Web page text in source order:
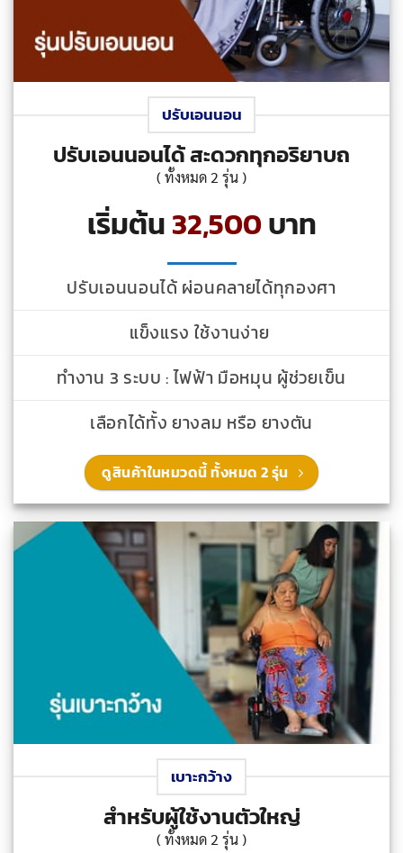
ปรับเอนนอน
ปรับเอนนอนได้ สะดวกทุกอริยาบถ
( ทั้งหมด 2 รุ่น )
เริ่มต้น32,500บาท
ปรับเอนนอนได้ ผ่อนคลายได้ทุกองศา
แข็งแรง ใช้งานง่าย
ทำงาน 3 ระบบ : ไฟฟ้า มือหมุน ผู้ช่วยเข็น
เลือกได้ทั้ง ยางลม หรือ ยางตัน
ดูสินค้าในหมวดนี้ ทั้งหมด 2 รุ่น
เบาะกว้าง
สำหรับผู้ใช้งานตัวใหญ่
( ทั้งหมด 2 รุ่น )